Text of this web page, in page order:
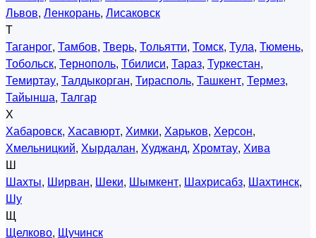
Львов, Ленкорань, Лисаковск
Т
Таганрог, Тамбов, Тверь, Тольятти, Томск, Тула, Тюмень,
Тобольск, Тернополь, Тбилиси, Тараз, Туркестан,
Темиртау, Талдыкорган, Тирасполь, Ташкент, Термез,
Тайынша, Талгар
Х
Хабаровск, Хасавюрт, Химки, Харьков, Херсон,
Хмельницкий, Хырдалан, Худжанд, Хромтау, Хива
Ш
Шахты, Ширван, Шеки, Шымкент, Шахрисабз, Шахтинск,
Шу
Щ
Щелково, Щучинск